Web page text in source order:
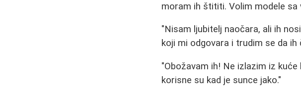
moram ih štititi. Volim modele sa
"Nisam ljubitelj naočara, ali ih
koji mi odgovara i trudim se da ih
"Obožavam ih! Ne izlazim iz
korisne su kad je sunce jako."